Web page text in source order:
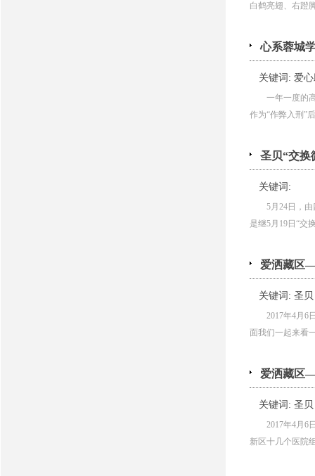
白鹤亮翅、右蹬
心系蓉城
关键词: 爱
一年一度的
作为“作弊入刑”
圣贝“交换
关键词:
5月24日，
是继5月19日“交
爱洒藏区
关键词: 圣贝
2017年4月6
面我们一起来看
爱洒藏区
关键词: 圣贝
2017年4月6
新区十几个医院